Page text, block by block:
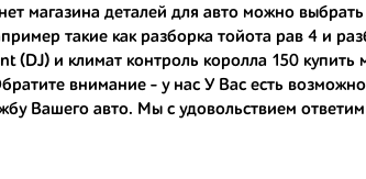
превосходным европейским и японским дорогам;
ресурс, и долго прослужат вам.
магазина деталей для авто можно выбрать
такие как разборка тойота рав 4 и
(DJ) и климат контроль королла 150 купить
внимание - у нас У Вас есть
Вашего авто. Мы с удовольствием